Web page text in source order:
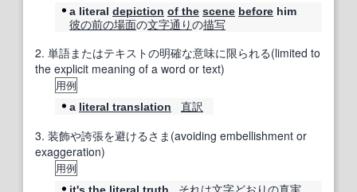
a literal depiction of the scene before him
彼の前の場面の文字通りの描写
2. 単語またはテキストの明確な意味に限られる(limited to
the explicit meaning of a word or text)
用例
a literal translation
直訳
3. 装飾や誇張を避けるさま(avoiding embellishment or
exaggeration)
用例